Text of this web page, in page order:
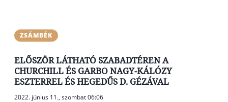
ZSÁMBÉK
ELŐSZÖR LÁTHATÓ SZABADTÉREN A
CHURCHILL ÉS GARBO NAGY-KÁLÓZY
ESZTERREL ÉS HEGEDŰS D. GÉZÁVAL
2022. június 11., szombat 06:06